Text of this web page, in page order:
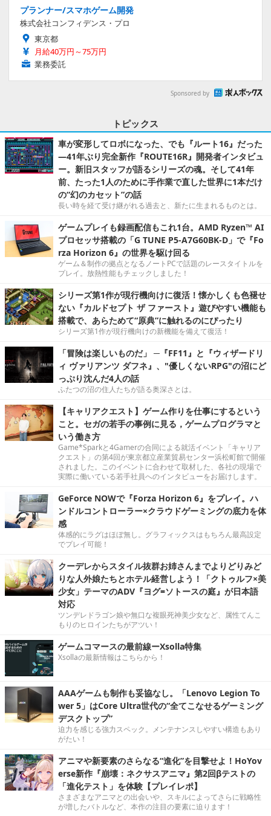
プランナー/スマホゲーム開発
株式会社コンフィデンス・プロ
東京都
月給40万円～75万円
業務委託
Sponsored by
トピックス
車が変形してロボになった、でも『ルート16』だった
―41年ぶり完全新作『ROUTE16R』開発者インタビュ
ー。新旧スタッフが語るシリーズの魂。そして41年
前、たった1人のために手作業で直した世界に1本だけ
の“幻のカセット”の話
長い時を経て受け継がれる過去と、新たに生まれるものとは。
ゲームプレイも録画配信もこれ1台。AMD Ryzen™ AI
プロセッサ搭載の「G TUNE P5-A7G60BK-D」で『Fo
rza Horizon 6』の世界を駆け回る
ゲーム＆制作の拠点となるノートPCで話題のレースタイトルを
プレイ。放熱性能もチェックしました！
シリーズ第1作が現行機向けに復活！懐かしくも色褪せ
ない『カルドセプト ザ ファースト』遊びやすい機能も
搭載で、あらためて“原典”に触れるのにぴったり
シリーズ第1作が現行機向けの新機能を備えて復活！
「冒険は楽しいものだ」 ─『FF11』と『ウィザードリ
ィ ヴァリアンツ ダフネ』、"優しくないRPG"の沼にど
っぷり沈んだ4人の話
ふたつの沼の住人たちが語る奥深さとは。
【キャリアクエスト】ゲーム作りを仕事にするという
こと。セガの若手の事例に見る，ゲームプログラマと
いう働き方
Game*Sparkと4Gamerの合同による就活イベント「キャリア
クエスト」の第4回が東京都立産業貿易センター浜松町館で開催
されました。このイベントに合わせて取材した、各社の現場で
実際に働いている若手社員へのインタビューをお届けします。
GeForce NOWで『Forza Horizon 6』をプレイ。ハ
ンドルコントローラー×クラウドゲーミングの底力を体
感
体感的にラグはほぼ無し。グラフィックスはもちろん最高設定
でプレイ可能！
クーデレからスタイル抜群お姉さんまでよりどりみど
りな人外娘たちとホテル経営しよう！「クトゥルフ×美
少女」テーマのADV『ヨグ=ソトースの庭』が日本語
対応
ツンデレドラゴン娘や無口な複眼死神美少女など、属性てんこ
もりのヒロインたちがアツい！
ゲームコマースの最前線ーXsolla特集
Xsollaの最新情報はこちらから！
AAAゲームも制作も妥協なし。「Lenovo Legion To
wer 5」はCore Ultra世代の“全てこなせるゲーミング
デスクトップ”
迫力を感じる強力スペック。メンテナンスしやすい構造もあり
がたい！
アニマや新要素のさらなる“進化”を目撃せよ！HoYov
erse新作『崩壊：ネクサスアニマ』第2回βテストの
「進化テスト」を体験【プレイレポ】
さまざまなアニマとの出会いや、スキルによってさらに戦略性
が増したバトルなど、本作の注目の要素に迫ります！